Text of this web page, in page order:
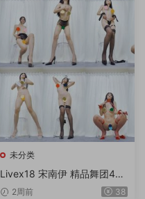
未分类
Livex18 宋南伊 精品舞团4K
画质独家破解专版 第2期 20
2周前 38